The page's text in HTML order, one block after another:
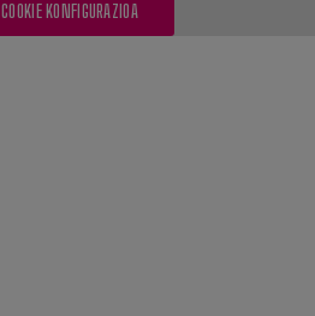
COOKIE KONFIGURAZIOA